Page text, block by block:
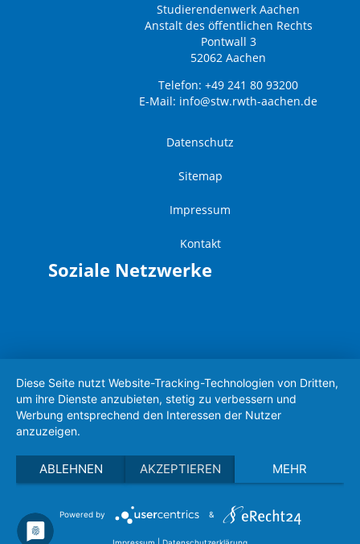
Studierendenwerk Aachen
Anstalt des öffentlichen Rechts
Pontwall 3
52062 Aachen
Telefon: +49 241 80 93200
E-Mail: info@stw.rwth-aachen.de
Datenschutz
Sitemap
Impressum
Kontakt
Soziale Netzwerke
Diese Seite nutzt Website-Tracking-Technologien von Dritten,
um ihre Dienste anzubieten, stetig zu verbessern und
Werbung entsprechend den Interessen der Nutzer
anzuzeigen.
ABLEHNEN AKZEPTIEREN MEHR
Powered by &